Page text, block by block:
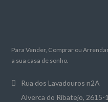
Para Vender, Comprar ou
a sua casa de sonho.
Rua dos Lavadouros n2A
Alverca do Ribatejo, 2615-